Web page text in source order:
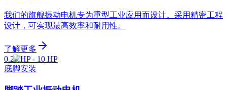
我们的旗舰振动电机专为重型工业应用而设计。采用精密工程
设计，可实现最高效率和耐用性。
了解更多
0.25 HP - 10 HP
底脚安装